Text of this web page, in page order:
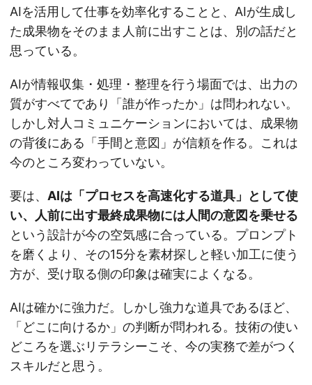
AIを活用して仕事を効率化することと、AIが生成し
た成果物をそのまま人前に出すことは、別の話だと
思っている。
AIが情報収集・処理・整理を行う場面では、出力の
質がすべてであり「誰が作ったか」は問われない。
しかし対人コミュニケーションにおいては、成果物
の背後にある「手間と意図」が信頼を作る。これは
今のところ変わっていない。
要は、 AIは「プロセスを高速化する道具」として使
い、人前に出す最終成果物には人間の意図を乗せる
という設計が今の空気感に合っている。プロンプト
を磨くより、その15分を素材探しと軽い加工に使う
方が、受け取る側の印象は確実によくなる。
AIは確かに強力だ。しかし強力な道具であるほど、
「どこに向けるか」の判断が問われる。技術の使い
どころを選ぶリテラシーこそ、今の実務で差がつく
スキルだと思う。